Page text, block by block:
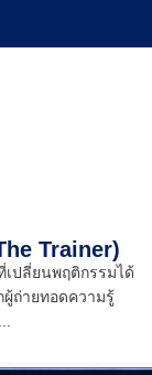
Trainer)
ปลี่ยนพฤติกรรมได้
ผู้ถ่ายทอดความรู้